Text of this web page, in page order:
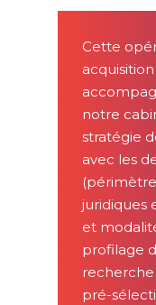
Cette
notre
stratégie
avec les
juridiques
et
profilage
recherche
pré-